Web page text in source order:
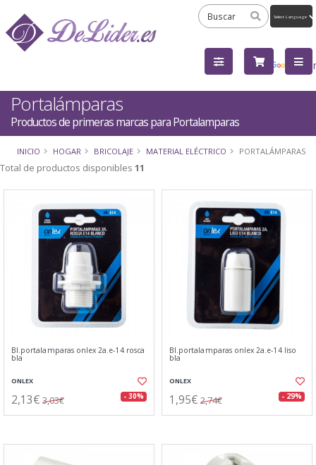
by
Portalámparas
Productos de primeras marcas para Portalamparas
INICIO HOGAR BRICOLAJE MATERIAL ELÉCTRICO PORTALÁMPARAS
Total de productos disponibles 11
Bl.portalamparas onlex 2a.e-14 rosca
bla
ONLEX
2,13€ 3,03€ - 30%
Bl.portalamparas onlex 2a.e-14 liso
bla
ONLEX
1,95€ 2,74€ - 29%